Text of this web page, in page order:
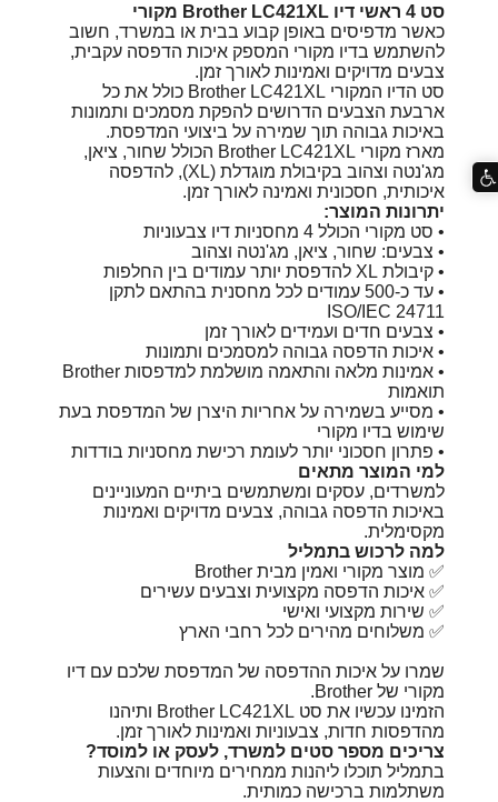
סט 4 ראשי דיו Brother LC421XL מקורי
כאשר מדפיסים באופן קבוע בבית או במשרד, חשוב
להשתמש בדיו מקורי המספק איכות הדפסה עקבית,
צבעים מדויקים ואמינות לאורך זמן.
סט הדיו המקורי Brother LC421XL כולל את כל
ארבעת הצבעים הדרושים להפקת מסמכים ותמונות
באיכות גבוהה תוך שמירה על ביצועי המדפסת.
מארז מקורי Brother LC421XL הכולל שחור, ציאן,
מג'נטה וצהוב בקיבולת מוגדלת (XL), להדפסה
איכותית, חסכונית ואמינה לאורך זמן.
יתרונות המוצר:
• סט מקורי הכולל 4 מחסניות דיו צבעוניות
• צבעים: שחור, ציאן, מג'נטה וצהוב
• קיבולת XL להדפסת יותר עמודים בין החלפות
• עד כ-500 עמודים לכל מחסנית בהתאם לתקן
ISO/IEC 24711
• צבעים חדים ועמידים לאורך זמן
• איכות הדפסה גבוהה למסמכים ותמונות
• אמינות מלאה והתאמה מושלמת למדפסות Brother
תואמות
• מסייע בשמירה על אחריות היצרן של המדפסת בעת
שימוש בדיו מקורי
• פתרון חסכוני יותר לעומת רכישת מחסניות בודדות
למי המוצר מתאים
למשרדים, עסקים ומשתמשים ביתיים המעוניינים
באיכות הדפסה גבוהה, צבעים מדויקים ואמינות
מקסימלית.
למה לרכוש בתמליל
✅ מוצר מקורי ואמין מבית Brother
✅ איכות הדפסה מקצועית וצבעים עשירים
✅ שירות מקצועי ואישי
✅ משלוחים מהירים לכל רחבי הארץ
שמרו על איכות ההדפסה של המדפסת שלכם עם דיו
מקורי של Brother.
הזמינו עכשיו את סט Brother LC421XL ותיהנו
מהדפסות חדות, צבעוניות ואמינות לאורך זמן.
צריכים מספר סטים למשרד, לעסק או למוסד?
בתמליל תוכלו ליהנות ממחירים מיוחדים והצעות
משתלמות ברכישה כמותית.